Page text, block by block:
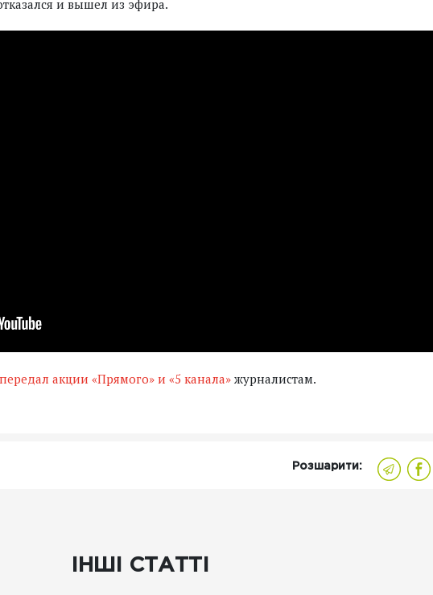
и вышел из эфира.
передал акции «Прямого» и «5 канала» журналистам.
Розшарити:
ІНШІ СТАТТІ